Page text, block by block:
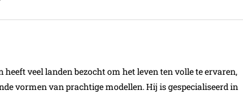
veel landen bezocht om het leven ten volle te ervaren,
vormen van prachtige modellen. Hij is gespecialiseerd in